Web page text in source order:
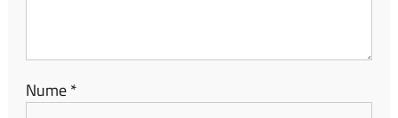
Nume*